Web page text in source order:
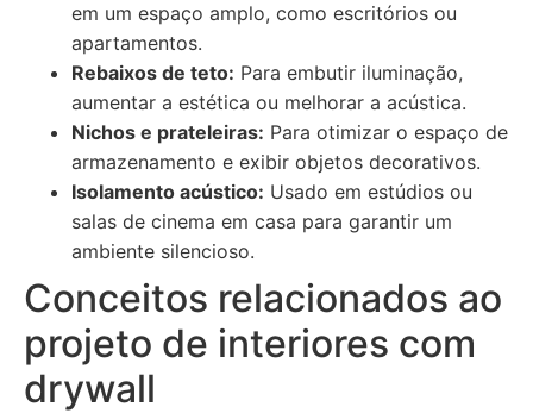
em um espaço amplo, como escritórios ou
apartamentos.
Rebaixos de teto: Para embutir iluminação,
aumentar a estética ou melhorar a acústica.
Nichos e prateleiras: Para otimizar o espaço de
armazenamento e exibir objetos decorativos.
Isolamento acústico: Usado em estúdios ou
salas de cinema em casa para garantir um
ambiente silencioso.
Conceitos relacionados ao
projeto de interiores com
drywall